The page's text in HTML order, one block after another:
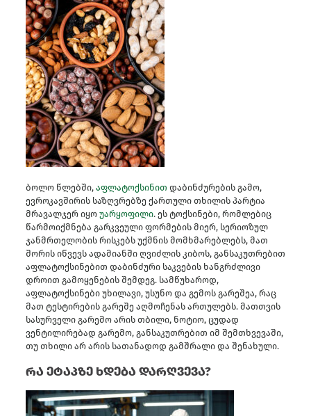
ბოლო წლებში, აფლატოქსინით დაბინძურების გამო,
ევროკავშირის საზღვრებზე ქართული თხილის პარტია
მრავალჯერ იყო უარყოფილი. ეს ტოქსინები, რომლებიც
წარმოიქმნება გარკვეული ფორმების მიერ, სერიოზულ
ჯანმრთელობის რისკებს უქმნის მომხმარებლებს, მათ
შორის იწვევს ადამიანში ღვიძლის კიბოს, განსაკუთრებით
აფლატოქსინებით დაბინძური საკვების ხანგრძლივი
დროით გამოყენების შემდეგ. სამწუხაროდ,
აფლატოქსინები უხილავი, უსუნო და გემოს გარეშეა, რაც
მათ ტესტირების გარეშე აღმოჩენას ართულებს. მათთვის
სასურველი გარემო არის თბილი, ნოტიო, ცუდად
ვენტილირებად გარემო, განსაკუთრებით იმ შემთხვევაში,
თუ თხილი არ არის სათანადოდ გამშრალი და შენახული.
რა ეტაპზე ხდება დარღვევა?